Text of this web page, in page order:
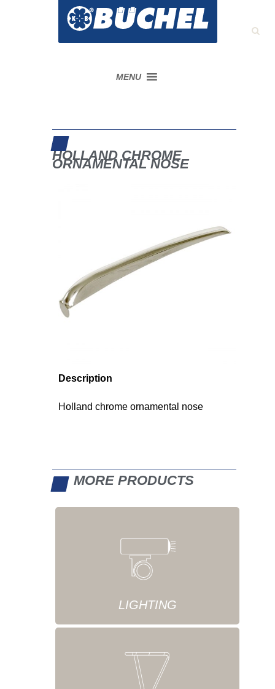
MENU
HOLLAND CHROME
ORNAMENTAL NOSE
Description
Holland chrome ornamental nose
MORE PRODUCTS
LIGHTING